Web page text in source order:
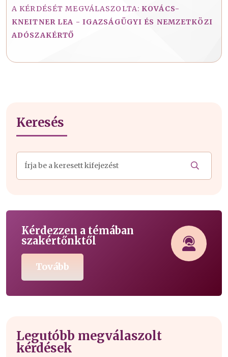
A KÉRDÉSÉT MEGVÁLASZOLTA: KOVÁCS-
KNEITNER LEA - IGAZSÁGÜGYI ÉS NEMZETKÖZI
ADÓSZAKÉRTŐ
Keresés
Kérdezzen a témában
szakértőnktől
Tovább
Legutóbb megválaszolt
kérdések